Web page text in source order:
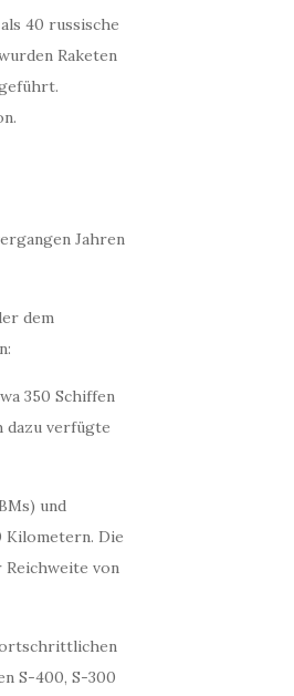
40 russische
Raketen
Jahren
dem
350 Schiffen
dazu verfügte
und
Kilometern. Die
von
S-400, S-300